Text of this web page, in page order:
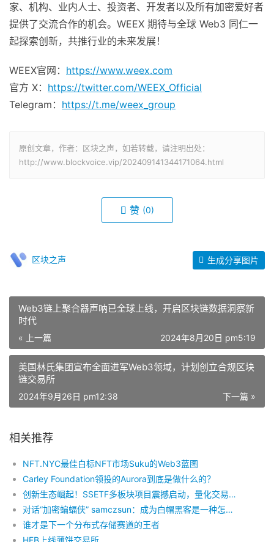
家、机构、业内人士、投资者、开发者以及所有加密爱好者
提供了交流合作的机会。WEEX 期待与全球 Web3 同仁一
起探索创新，共推行业的未来发展！
WEEX官网： https://www.weex.com
官方 X： https://twitter.com/WEEX_Official
Telegram： https://t.me/weex_group
原创文章，作者：区块之声，如若转载，请注明出处：
http://www.blockvoice.vip/202409141344171064.html
赞 (0)
区块之声 生成分享图片
Web3链上聚合器声呐已全球上线，开启区块链数据洞察新
时代
« 上一篇 2024年8月20日 pm5:19
美国林氏集团宣布全面进军Web3领域，计划创立合规区块
链交易所
下一篇 »
2024年9月26日 pm12:38
相关推荐
NFT.NYC最佳白标NFT市场Suku的Web3蓝图
Carley Foundation领投的Aurora到底是做什么的？
创新生态崛起！SSETF多板块项目震撼启动，量化交易驱动多元生态布局
对话“加密蝙蝠侠” samczsun：成为白帽黑客是一种怎样的体验？
谁才是下一个分布式存储赛道的王者
HFB上线薄饼交易所